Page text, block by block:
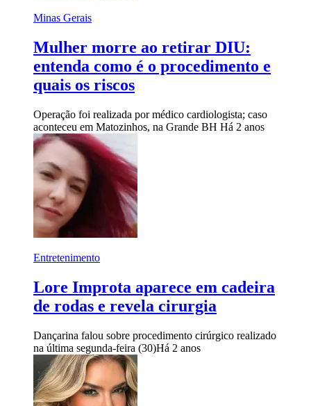
Minas Gerais
Mulher morre ao retirar DIU:
entenda como é o procedimento e
quais os riscos
Operação foi realizada por médico cardiologista; caso
aconteceu em Matozinhos, na Grande BH Há 2 anos
Entretenimento
Lore Improta aparece em cadeira
de rodas e revela cirurgia
Dançarina falou sobre procedimento cirúrgico realizado
na última segunda-feira (30)Há 2 anos